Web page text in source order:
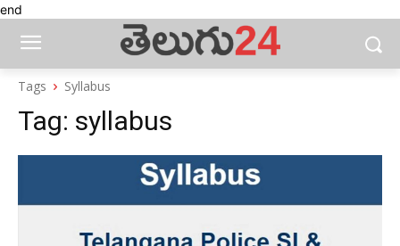
end
Tags Syllabus
Tag: syllabus